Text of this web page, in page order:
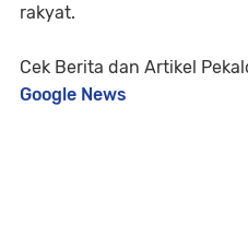
rakyat.
Cek Berita dan Artikel
Google News